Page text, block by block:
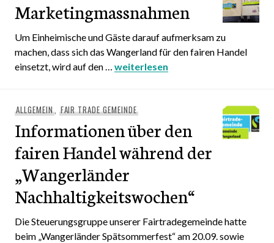
Marketingmassnahmen
Um Einheimische und Gäste darauf aufmerksam zu
machen, dass sich das Wangerland für den fairen Handel
einsetzt, wird auf den … Marketingmassnahmen
weiterlesen
ALLGEMEIN, FAIR TRADE GEMEINDE
Informationen über den
fairen Handel während der
„Wangerländer
Nachhaltigkeitswochen“
Die Steuerungsgruppe unserer Fairtradegemeinde hatte
beim „Wangerländer Spätsommerfest“ am 20.09. sowie